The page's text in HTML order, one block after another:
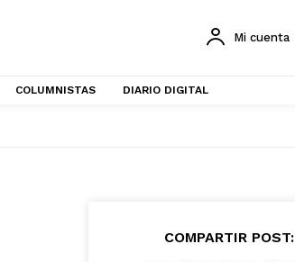
Mi cuenta
COLUMNISTAS DIARIO DIGITAL
COMPARTIR POST: